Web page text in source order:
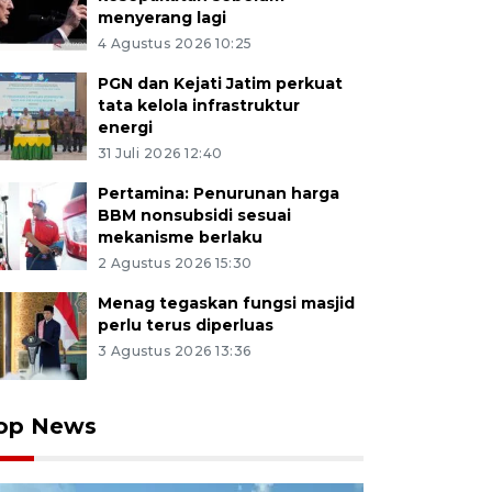
menyerang lagi
4 Agustus 2026 10:25
PGN dan Kejati Jatim perkuat
tata kelola infrastruktur
energi
31 Juli 2026 12:40
Pertamina: Penurunan harga
BBM nonsubsidi sesuai
mekanisme berlaku
2 Agustus 2026 15:30
Menag tegaskan fungsi masjid
perlu terus diperluas
3 Agustus 2026 13:36
News